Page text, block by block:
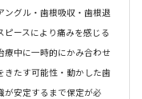
ングル・歯根吸収・歯根退
ピースにより痛みを感じる
療中に一時的にかみ合わせ
きたす可能性・動かした歯
が安定するまで保定が必